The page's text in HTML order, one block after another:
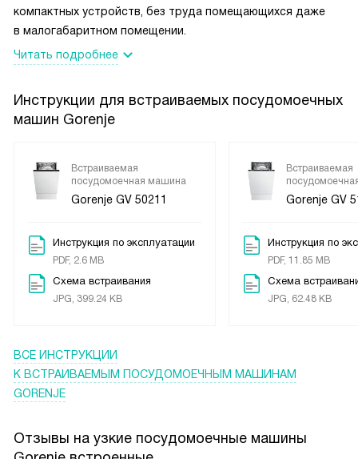
компактных устройств, без труда помещающихся даже
в малогабаритном помещении.
Читать подробнее
Инструкции для встраиваемых посудомоечных
машин Gorenje
Встраиваемая
посудомоечная машина
Gorenje GV 50211
Инструкция по эксплуатации
PDF, 2.6 MB
Схема встраивания
JPG, 399.24 KB
Встраиваемая
Gorenje GV
Инструкция по
PDF, 11.85 MB
Схема
JPG, 62.48 KB
ВСЕ ИНСТРУКЦИИ
К ВСТРАИВАЕМЫМ ПОСУДОМОЕЧНЫМ МАШИНАМ
GORENJE
Отзывы на узкие посудомоечные машины